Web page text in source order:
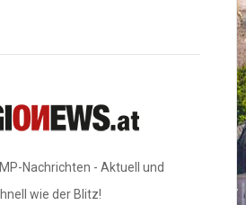
Nachrichten - Aktuell und
wie der Blitz!